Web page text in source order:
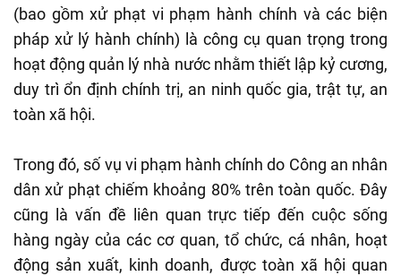
(bao gồm xử phạt vi phạm hành chính và các biện
pháp xử lý hành chính) là công cụ quan trọng trong
hoạt động quản lý nhà nước nhằm thiết lập kỷ cương,
duy trì ổn định chính trị, an ninh quốc gia, trật tự, an
toàn xã hội.
Trong đó, số vụ vi phạm hành chính do Công an nhân
dân xử phạt chiếm khoảng 80% trên toàn quốc. Đây
cũng là vấn đề liên quan trực tiếp đến cuộc sống
hàng ngày của các cơ quan, tổ chức, cá nhân, hoạt
động sản xuất, kinh doanh, được toàn xã hội quan